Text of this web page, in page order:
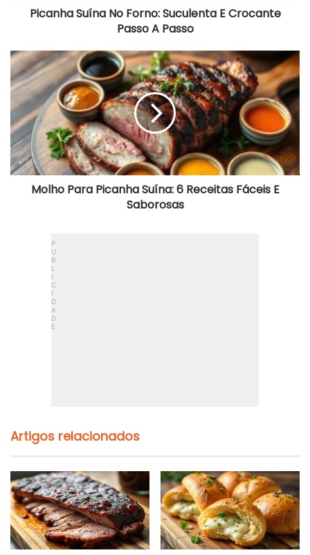
Picanha Suína No Forno: Suculenta E Crocante
Passo A Passo
Molho
Para
Picanha
Suína:
6
Receitas
Fáceis
E
Saborosas
Molho Para Picanha Suína: 6 Receitas Fáceis E
Saborosas
Artigos relacionados